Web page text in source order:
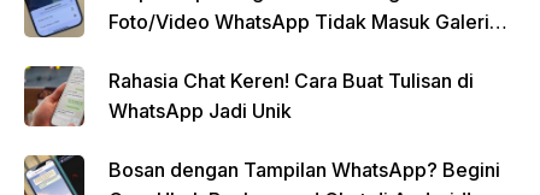
Foto/Video WhatsApp Tidak Masuk Galeri
Rahasia Chat Keren! Cara Buat Tulisan di
WhatsApp Jadi Unik
Bosan dengan Tampilan WhatsApp? Begini